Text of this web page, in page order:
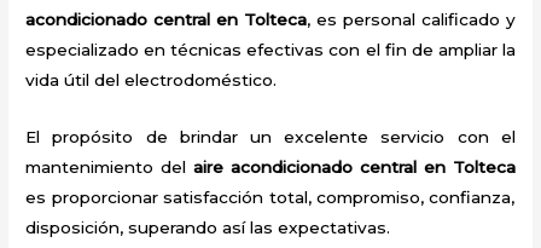
acondicionado central en Tolteca, es personal calificado y
especializado en técnicas efectivas con el fin de ampliar la
vida útil del electrodoméstico.
El propósito de brindar un excelente servicio con el
mantenimiento delaire acondicionado central en Tolteca
es proporcionar satisfacción total, compromiso, confianza,
disposición, superando así las expectativas.